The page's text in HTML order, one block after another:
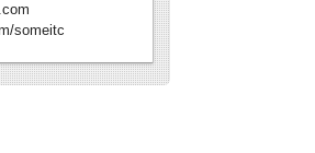
someitc